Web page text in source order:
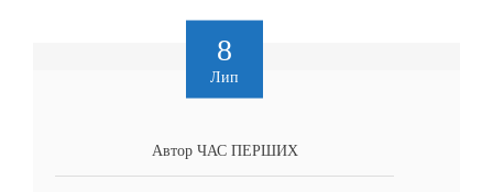
8
Лип
Автор ЧАС ПЕРШИХ